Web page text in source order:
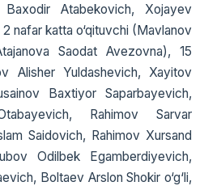
Baxodir Atabekovich, Xojayev
nafar katta o‘qituvchi (Mavlanov
Saodat Avezovna), 15
Alisher Yuldashevich, Xayitov
Baxtiyor Saparbayevich,
Rahimov Sarvar
Saidovich, Rahimov Xursand
Odilbek Egamberdiyevich,
Boltaev Arslon Shokir o‘g‘li,